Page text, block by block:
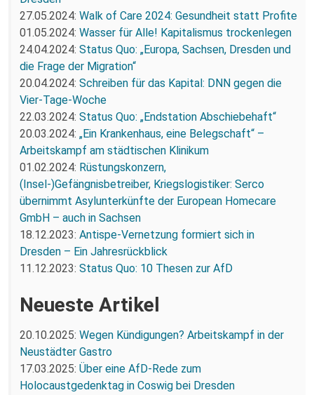
27.05.2024: Walk of Care 2024: Gesundheit statt Profite
01.05.2024: Wasser für Alle! Kapitalismus trockenlegen
24.04.2024: Status Quo: „Europa, Sachsen, Dresden und
die Frage der Migration“
20.04.2024: Schreiben für das Kapital: DNN gegen die
Vier-Tage-Woche
22.03.2024: Status Quo: „Endstation Abschiebehaft“
20.03.2024: „Ein Krankenhaus, eine Belegschaft“ –
Arbeitskampf am städtischen Klinikum
01.02.2024: Rüstungskonzern,
(Insel-)Gefängnisbetreiber, Kriegslogistiker: Serco
übernimmt Asylunterkünfte der European Homecare
GmbH – auch in Sachsen
18.12.2023: Antispe-Vernetzung formiert sich in
Dresden – Ein Jahresrückblick
11.12.2023: Status Quo: 10 Thesen zur AfD
Neueste Artikel
20.10.2025: Wegen Kündigungen? Arbeitskampf in der
Neustädter Gastro
17.03.2025: Über eine AfD-Rede zum
Holocaustgedenktag in Coswig bei Dresden